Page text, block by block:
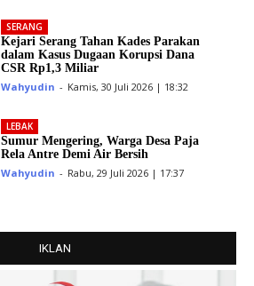
SERANG
Kejari Serang Tahan Kades Parakan
dalam Kasus Dugaan Korupsi Dana
CSR Rp1,3 Miliar
Wahyudin - Kamis, 30 Juli 2026 | 18:32
LEBAK
Sumur Mengering, Warga Desa Paja
Rela Antre Demi Air Bersih
Wahyudin - Rabu, 29 Juli 2026 | 17:37
IKLAN